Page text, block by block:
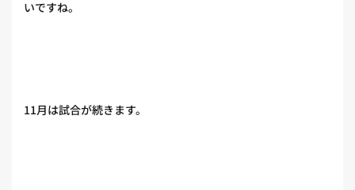
いですね。
11月は試合が続きます。